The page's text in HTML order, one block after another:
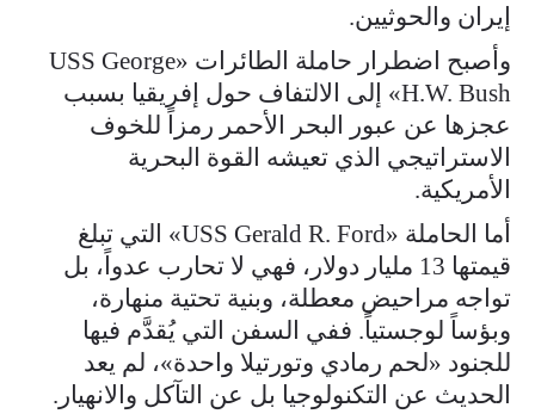
إيران والحوثيين.
وأصبح اضطرار حاملة الطائرات «USS George
H.W. Bush» إلى الالتفاف حول إفريقيا بسبب
عجزها عن عبور البحر الأحمر رمزاً للخوف
الاستراتيجي الذي تعيشه القوة البحرية
الأمريكية.
أما الحاملة «USS Gerald R. Ford» التي تبلغ
قيمتها 13 مليار دولار، فهي لا تحارب عدواً، بل
تواجه مراحيض معطلة، وبنية تحتية منهارة،
وبؤساً لوجستياً. ففي السفن التي يُقدَّم فيها
للجنود «لحم رمادي وتورتيلا واحدة»، لم يعد
الحديث عن التكنولوجيا بل عن التآكل والانهيار.